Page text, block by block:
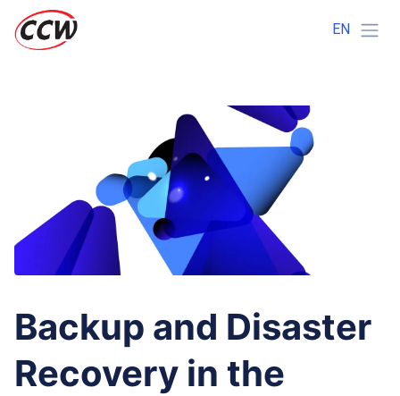
EN
Backup and Disaster
Recovery in the